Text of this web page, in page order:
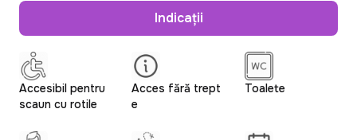
Accesibil pentru
scaun cu rotile
Acces fără trept
e
Toalete
Indicații